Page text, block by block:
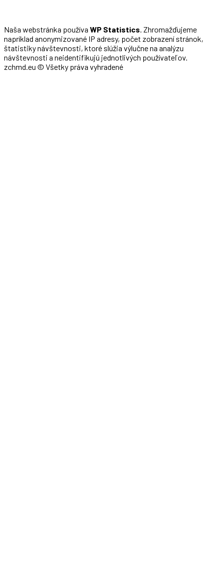
Naša webstránka používa WP Statistics. Zhromažďujeme
napríklad anonymizované IP adresy, počet zobrazení stránok,
štatistiky návštevnosti, ktoré slúžia výlučne na analýzu
návštevnosti a neidentifikujú jednotlivých používateľov.
zchmd.eu © Všetky práva vyhradené